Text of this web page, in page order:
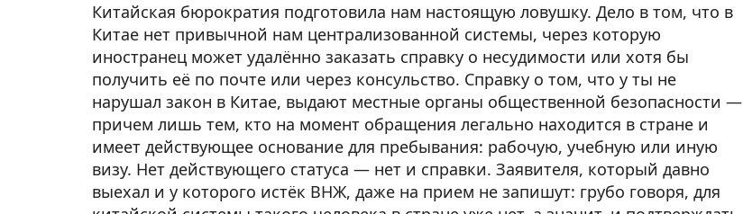
Китайская бюрократия подготовила нам настоящую ловушку. Дело в том, что в
Китае нет привычной нам централизованной системы, через которую
иностранец может удалённо заказать справку о несудимости или хотя бы
получить её по почте или через консульство. Справку о том, что у ты не
нарушал закон в Китае, выдают местные органы общественной безопасности —
причем лишь тем, кто на момент обращения легально находится в стране и
имеет действующее основание для пребывания: рабочую, учебную или иную
визу. Нет действующего статуса — нет и справки. Заявителя, который давно
выехал и у которого истёк ВНЖ, даже на прием не запишут: грубо говоря, для